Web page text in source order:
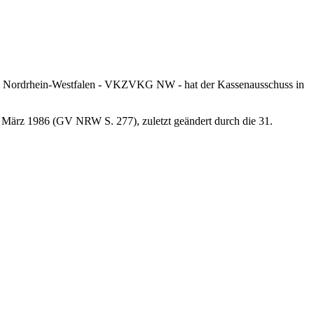
Nordrhein-Westfalen - VKZVKG NW - hat der Kassenausschuss in
1986 (GV NRW S. 277), zuletzt geändert durch die 31.